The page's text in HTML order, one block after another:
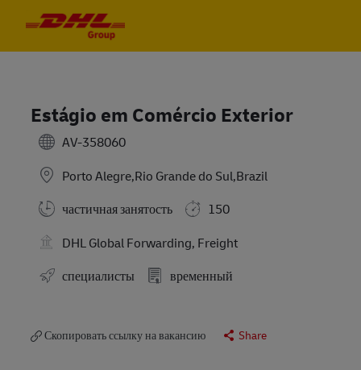
Estágio em Comércio Exterior
AV-358060
Porto Alegre,Rio Grande do Sul,Brazil
частичная занятость
150
DHL Global Forwarding, Freight
специалисты
временный
Скопировать ссылку на вакансию Share